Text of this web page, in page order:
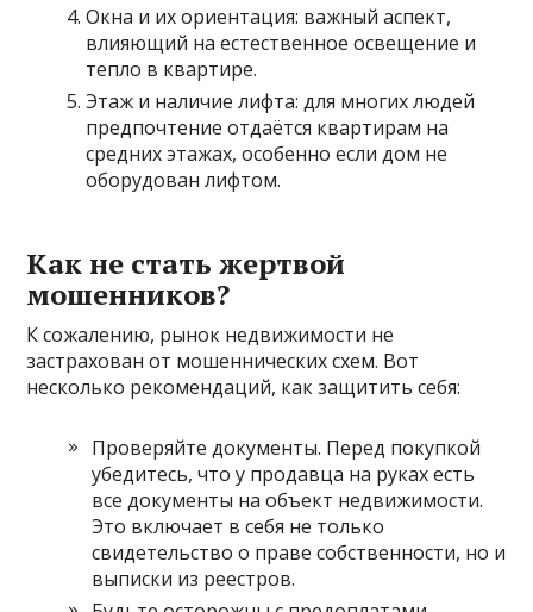
Окна и их ориентация: важный аспект,
влияющий на естественное освещение и
тепло в квартире.
Этаж и наличие лифта: для многих людей
предпочтение отдаётся квартирам на
средних этажах, особенно если дом не
оборудован лифтом.
Как не стать жертвой
мошенников?
К сожалению, рынок недвижимости не
застрахован от мошеннических схем. Вот
несколько рекомендаций, как защитить себя:
Проверяйте документы. Перед покупкой
убедитесь, что у продавца на руках есть
все документы на объект недвижимости.
Это включает в себя не только
свидетельство о праве собственности, но и
выписки из реестров.